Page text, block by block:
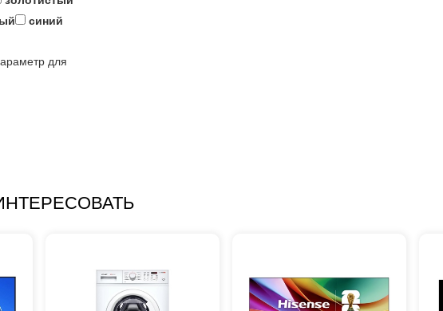
синий
для